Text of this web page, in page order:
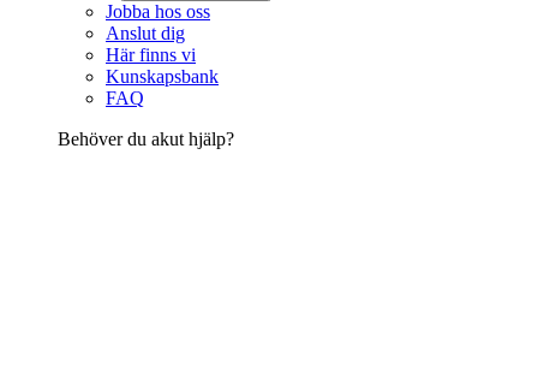
Jobba hos oss
Anslut dig
Här finns vi
Kunskapsbank
FAQ
Behöver du akut hjälp?